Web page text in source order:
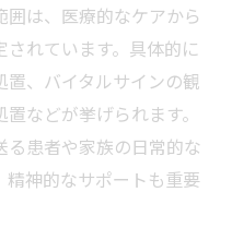
は、医療的なケアから
れています。具体的に
、バイタルサインの観
などが挙げられます。
る患者や家族の日常的な
神的なサポートも重要